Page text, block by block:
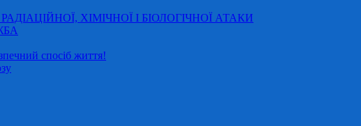
ХІМІЧНОЇ І БІОЛОГІЧНОЇ АТАКИ
спосіб життя!